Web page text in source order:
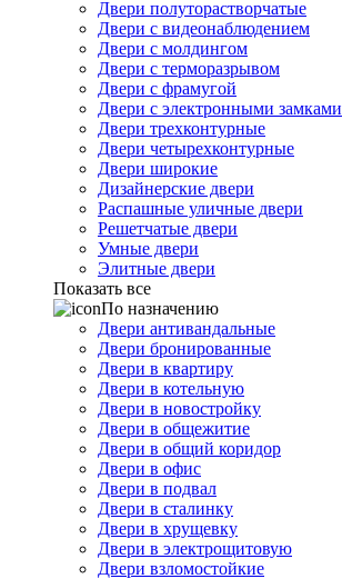
Двери полуторастворчатые
Двери с видеонаблюдением
Двери с молдингом
Двери с терморазрывом
Двери с фрамугой
Двери с электронными замками
Двери трехконтурные
Двери четырехконтурные
Двери широкие
Дизайнерские двери
Распашные уличные двери
Решетчатые двери
Умные двери
Элитные двери
Показать все
По назначению
Двери антивандальные
Двери бронированные
Двери в квартиру
Двери в котельную
Двери в новостройку
Двери в общежитие
Двери в общий коридор
Двери в офис
Двери в подвал
Двери в сталинку
Двери в хрущевку
Двери в электрощитовую
Двери взломостойкие